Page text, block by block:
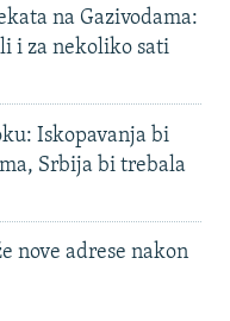
na Gazivodama:
i za nekoliko sati
Iskopavanja bi
Srbija bi trebala
nove adrese nakon